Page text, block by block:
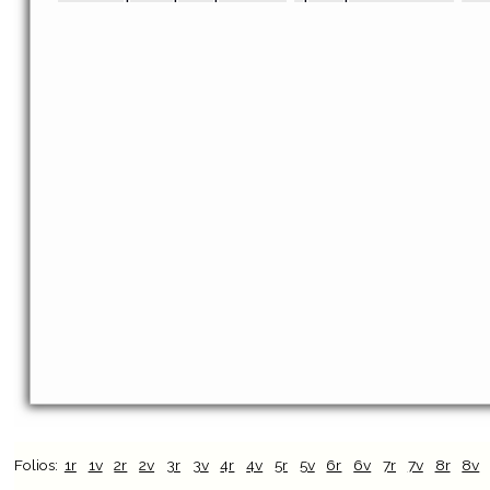
Folios: 1r 1v 2r 2v 3r 3v 4r 4v 5r 5v 6r 6v 7r 7v 8r 8v